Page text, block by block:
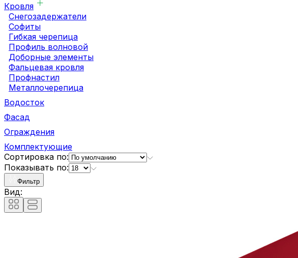
Кровля
Снегозадержатели
Софиты
Гибкая черепица
Профиль волновой
Доборные элементы
Фальцевая кровля
Профнастил
Металлочерепица
Водосток
Фасад
Ограждения
Комплектующие
Сортировка по:
Показывать по:
Фильтр
Вид: